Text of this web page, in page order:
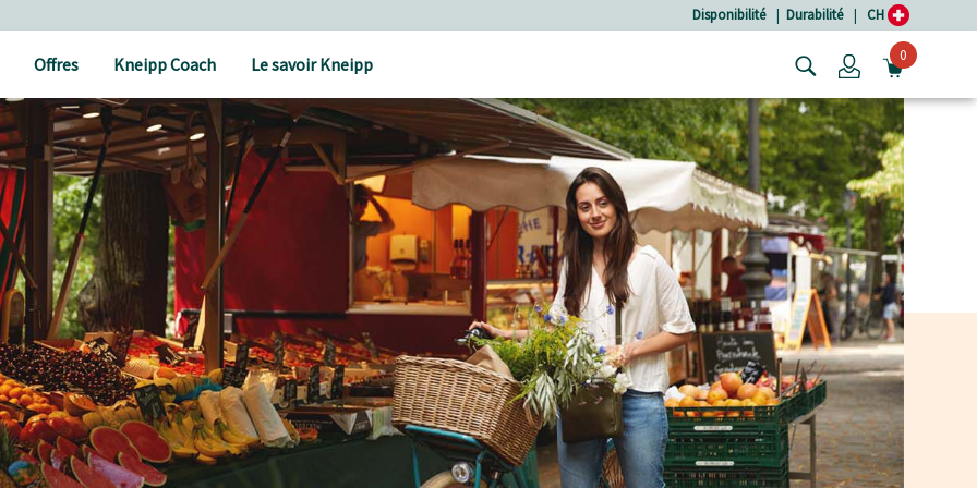
Disponibilité | Durabilité | CH
Offres Kneipp Coach Le savoir Kneipp Login0